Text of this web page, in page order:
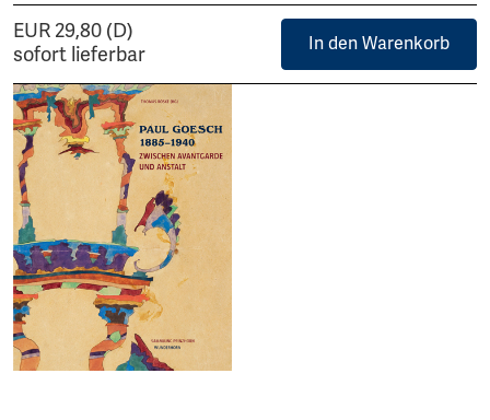
EUR 29,80 (D)
sofort lieferbar
In den Warenkorb